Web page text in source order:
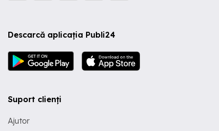
Descarcă aplicația Publi24
Suport clienți
Ajutor